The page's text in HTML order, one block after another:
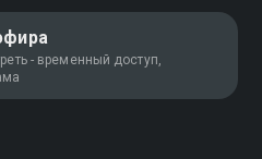
- временный доступ,